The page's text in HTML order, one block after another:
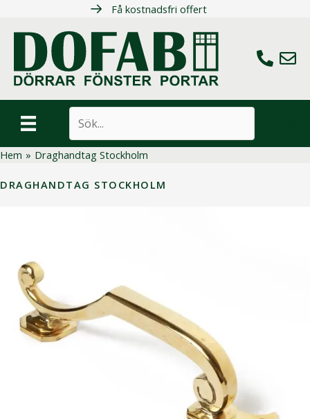
innehåll
Få kostnadsfri offert
Ring oss
Maila
Hem » Draghandtag Stockholm
DRAGHANDTAG STOCKHOLM